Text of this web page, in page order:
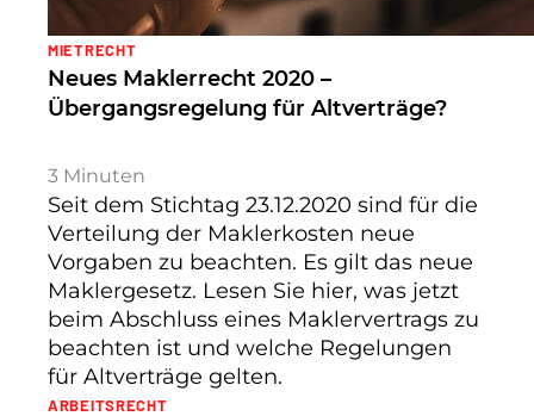
MIETRECHT
Neues Maklerrecht 2020 –
Übergangsregelung für Altverträge?
3 Minuten
Seit dem Stichtag 23.12.2020 sind für die
Verteilung der Maklerkosten neue
Vorgaben zu beachten. Es gilt das neue
Maklergesetz. Lesen Sie hier, was jetzt
beim Abschluss eines Maklervertrags zu
beachten ist und welche Regelungen
für Altverträge gelten.
ARBEITSRECHT